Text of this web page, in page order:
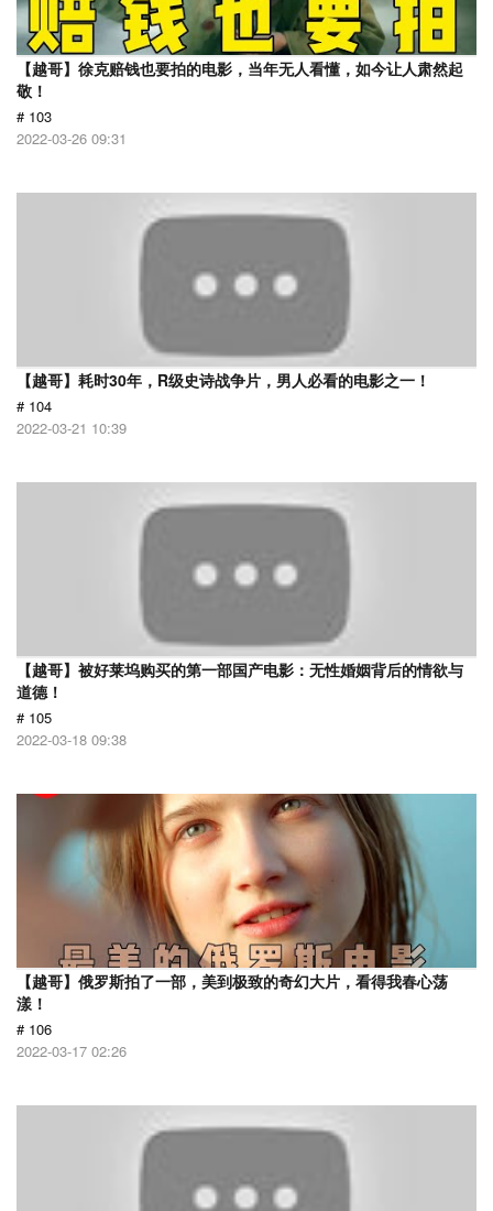
【越哥】徐克赔钱也要拍的电影，当年无人看懂，如今让人肃然起
敬！
# 103
2022-03-26 09:31
【越哥】耗时30年，R级史诗战争片，男人必看的电影之一！
# 104
2022-03-21 10:39
【越哥】被好莱坞购买的第一部国产电影：无性婚姻背后的情欲与
道德！
# 105
2022-03-18 09:38
【越哥】俄罗斯拍了一部，美到极致的奇幻大片，看得我春心荡
漾！
# 106
2022-03-17 02:26